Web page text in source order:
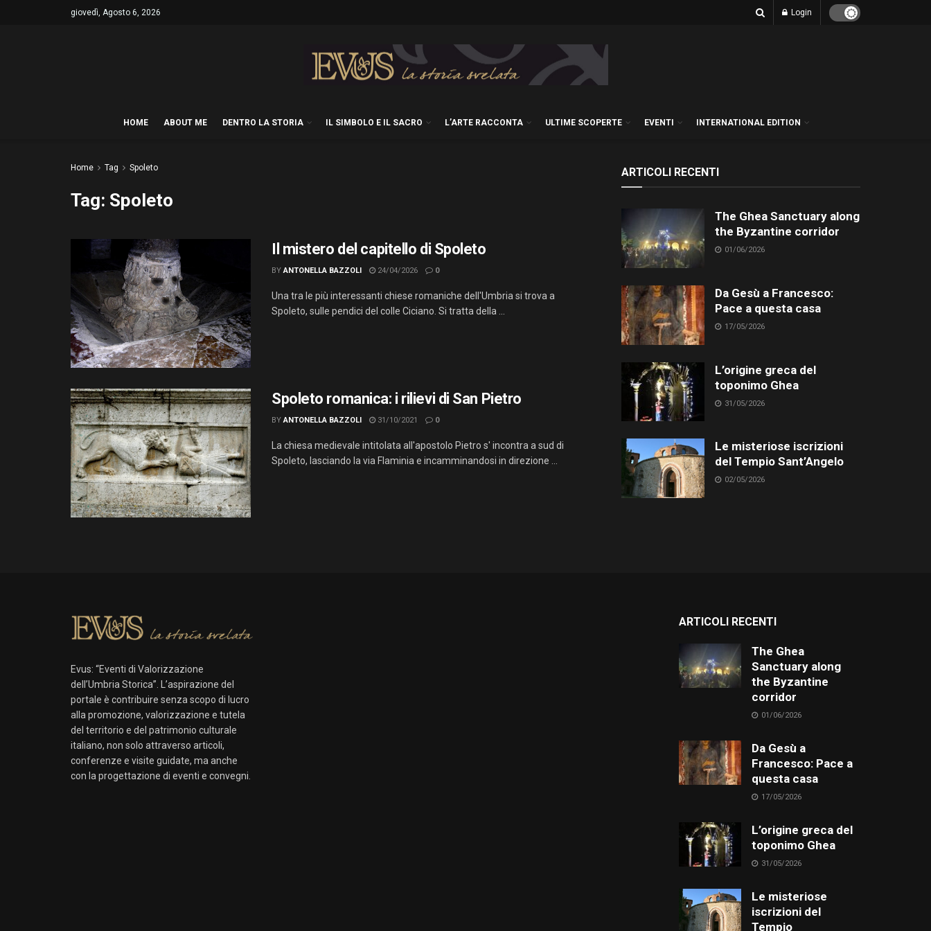
giovedì, Agosto 6, 2026 Login
HOME ABOUT ME DENTRO LA STORIA IL SIMBOLO E IL SACRO L’ARTE RACCONTA ULTIME SCOPERTE EVENTI INTERNATIONAL EDITION
Home Tag Spoleto
Tag: Spoleto
Il mistero del capitello di Spoleto
BY ANTONELLA BAZZOLI 24/04/2026 0
Una tra le più interessanti chiese romaniche dell'Umbria si trova a
Spoleto, sulle pendici del colle Ciciano. Si tratta della ...
Spoleto romanica: i rilievi di San Pietro
BY ANTONELLA BAZZOLI 31/10/2021 0
La chiesa medievale intitolata all'apostolo Pietro s' incontra a sud di
Spoleto, lasciando la via Flaminia e incamminandosi in direzione ...
ARTICOLI RECENTI
The Ghea Sanctuary along
the Byzantine corridor
01/06/2026
Da Gesù a Francesco:
Pace a questa casa
17/05/2026
L’origine greca del
toponimo Ghea
31/05/2026
Le misteriose iscrizioni
del Tempio Sant’Angelo
02/05/2026
Evus: “Eventi di Valorizzazione
dell’Umbria Storica”. L’aspirazione del
portale è contribuire senza scopo di lucro
alla promozione, valorizzazione e tutela
del territorio e del patrimonio culturale
italiano, non solo attraverso articoli,
conferenze e visite guidate, ma anche
con la progettazione di eventi e convegni.
ARTICOLI RECENTI
The Ghea
Sanctuary along
the Byzantine
corridor
01/06/2026
Da Gesù a
Francesco: Pace a
questa casa
17/05/2026
L’origine greca del
toponimo Ghea
31/05/2026
Le misteriose
iscrizioni del
Tempio